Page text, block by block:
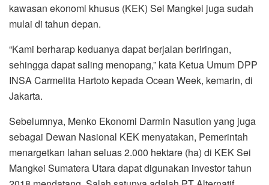
kawasan ekonomi khusus (KEK) Sei Mangkei juga sudah
mulai di tahun depan.
“Kami berharap keduanya dapat berjalan beriringan,
sehingga dapat saling menopang,” kata Ketua Umum DPP
INSA Carmelita Hartoto kepada Ocean Week, kemarin, di
Jakarta.
Sebelumnya, Menko Ekonomi Darmin Nasution yang juga
sebagai Dewan Nasional KEK menyatakan, Pemerintah
menargetkan lahan seluas 2.000 hektare (ha) di KEK Sei
Mangkei Sumatera Utara dapat digunakan investor tahun